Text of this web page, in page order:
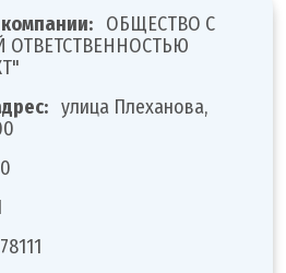
ОБЩЕСТВО С
улица Плеханова,